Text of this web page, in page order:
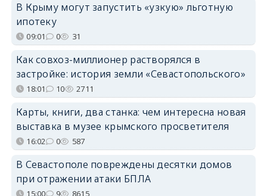
В Крыму могут запустить «узкую» льготную
ипотеку
09:01 0 31
Как совхоз-миллионер растворялся в
застройке: история земли «Севастопольского»
18:01 10 2711
Карты, книги, два станка: чем интересна новая
выставка в музее крымского просветителя
16:02 0 587
В Севастополе повреждены десятки домов
при отражении атаки БПЛА
15:00 9 8615